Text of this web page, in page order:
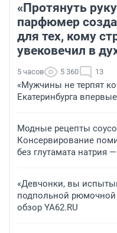
«Протянуть
парфюмер
для тех, кому
увековечил в
5 часов 5 360 13
«Мужчины не терпят
Екатеринбурга
Модные рецепты
Консервирование
без глутамата натрия
«Девчонки, вы
подпольной
обзор YA62.RU